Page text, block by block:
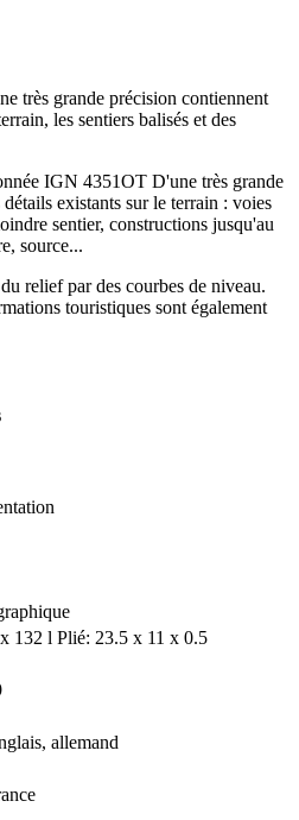
très grande précision contiennent
les sentiers balisés et des
IGN 4351OT D'une très grande
existants sur le terrain : voies
sentier, constructions jusqu'au
source...
relief par des courbes de niveau.
touristiques sont également
132 l Plié: 23.5 x 11 x 0.5
allemand